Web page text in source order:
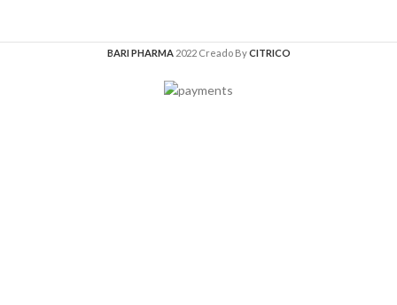
BARI PHARMA 2022 Creado ByCITRICO